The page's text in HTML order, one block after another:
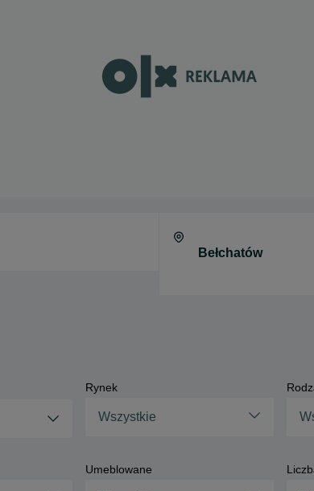
Rynek
Wszystkie
Umeblowane